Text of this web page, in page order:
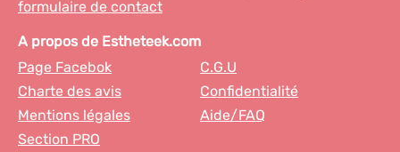
formulaire de contact
A propos de Estheteek.com
Page Facebok
C.G.U
Charte des avis
Confidentialité
Mentions légales
Aide/FAQ
Section PRO